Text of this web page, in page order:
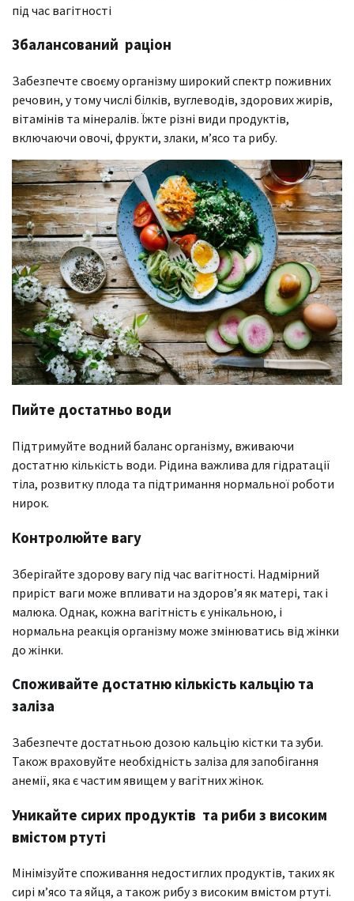
під час вагітності
Збалансований раціон
Забезпечте своєму організму широкий спектр поживних
речовин, у тому числі білків, вуглеводів, здорових жирів,
вітамінів та мінералів. Їжте різні види продуктів,
включаючи овочі, фрукти, злаки, м’ясо та рибу.
Пийте достатньо води
Підтримуйте водний баланс організму, вживаючи
достатню кількість води. Рідина важлива для гідратації
тіла, розвитку плода та підтримання нормальної роботи
нирок.
Контролюйте вагу
Зберігайте здорову вагу під час вагітності. Надмірний
приріст ваги може впливати на здоров’я як матері, так і
малюка. Однак, кожна вагітність є унікальною, і
нормальна реакція організму може змінюватись від жінки
до жінки.
Споживайте достатню кількість кальцію та
заліза
Забезпечте достатньою дозою кальцію кістки та зуби.
Також враховуйте необхідність заліза для запобігання
анемії, яка є частим явищем у вагітних жінок.
Уникайте сирих продуктів та риби з високим
вмістом ртуті
Мінімізуйте споживання недостиглих продуктів, таких як
сирі м’ясо та яйця, а також рибу з високим вмістом ртуті.